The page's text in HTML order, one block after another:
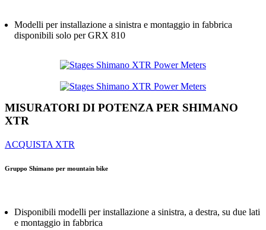
Modelli per installazione a sinistra e montaggio in fabbrica
disponibili solo per GRX 810
MISURATORI DI POTENZA PER SHIMANO
XTR
ACQUISTA XTR
Gruppo Shimano per mountain bike
Disponibili modelli per installazione a sinistra, a destra, su due lati
e montaggio in fabbrica